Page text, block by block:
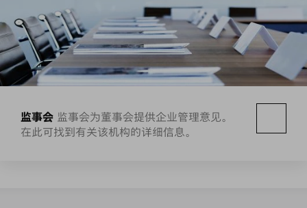
监事会 监事会为董事会提供企业管理意见。
在此可找到有关该机构的详细信息。